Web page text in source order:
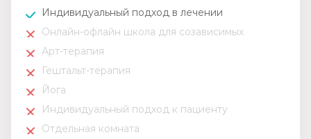
Индивидуальный подход в лечении
Онлайн-офлайн школа для созависимых
Арт-терапия
Гештальт-терапия
Йога
Индивидуальный подход к пациенту
Отдельная комната